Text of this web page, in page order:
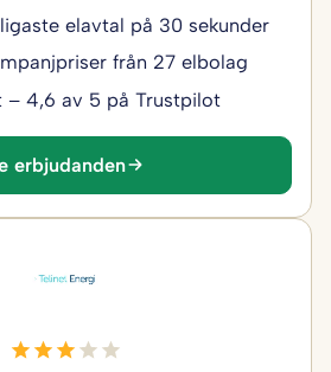
elavtal på 30 sekunder
från 27 elbolag
– 4,6 av 5 på Trustpilot
erbjudanden